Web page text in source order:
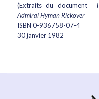
(Extraits du document
Admiral Hyman Rickover
ISBN 0-936758-07-4
30 janvier 1982